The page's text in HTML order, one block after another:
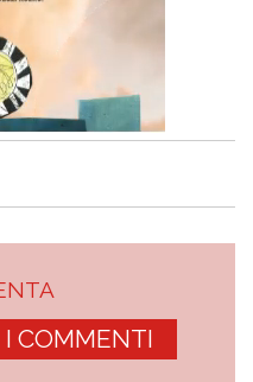
COMMENTI